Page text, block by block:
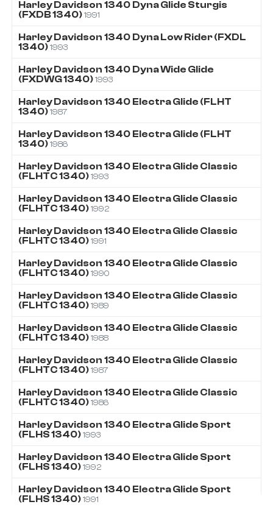
Harley Davidson 1340 Dyna Glide Sturgis
(FXDB 1340) 1991
Harley Davidson 1340 Dyna Low Rider (FXDL
1340) 1993
Harley Davidson 1340 Dyna Wide Glide
(FXDWG 1340) 1993
Harley Davidson 1340 Electra Glide (FLHT
1340) 1987
Harley Davidson 1340 Electra Glide (FLHT
1340) 1986
Harley Davidson 1340 Electra Glide Classic
(FLHTC 1340) 1993
Harley Davidson 1340 Electra Glide Classic
(FLHTC 1340) 1992
Harley Davidson 1340 Electra Glide Classic
(FLHTC 1340) 1991
Harley Davidson 1340 Electra Glide Classic
(FLHTC 1340) 1990
Harley Davidson 1340 Electra Glide Classic
(FLHTC 1340) 1989
Harley Davidson 1340 Electra Glide Classic
(FLHTC 1340) 1988
Harley Davidson 1340 Electra Glide Classic
(FLHTC 1340) 1987
Harley Davidson 1340 Electra Glide Classic
(FLHTC 1340) 1986
Harley Davidson 1340 Electra Glide Sport
(FLHS 1340) 1993
Harley Davidson 1340 Electra Glide Sport
(FLHS 1340) 1992
Harley Davidson 1340 Electra Glide Sport
(FLHS 1340) 1991